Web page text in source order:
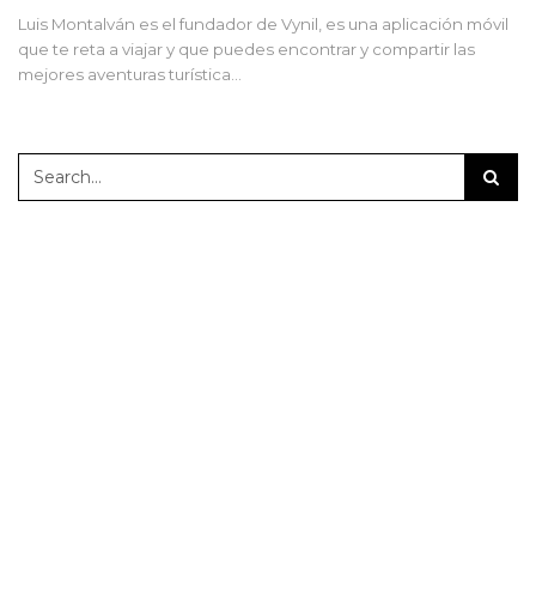
Luis Montalván es el fundador de Vynil, es una aplicación móvil
que te reta a viajar y que puedes encontrar y compartir las
mejores aventuras turística…